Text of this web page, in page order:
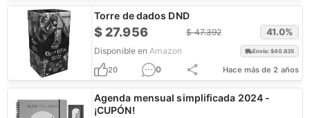
Torre de dados DND
$ 27.956 $47.392 41.0%
Disponible en Amazon Envío: $40.835
20 0 Hace más de 2 años
Agenda mensual simplificada 2024 -
¡CUPÓN!